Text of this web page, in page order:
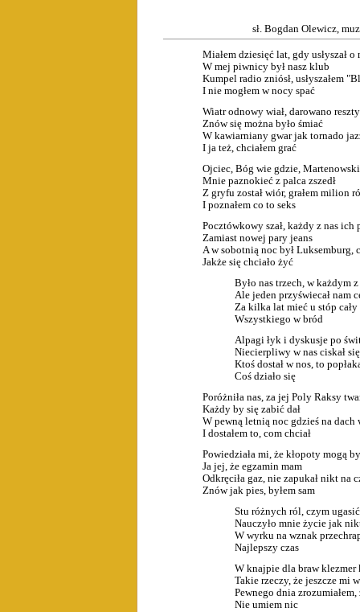
sł. Bogdan Olewicz,
Miałem dziesięć lat, gdy
W mej piwnicy był
Kumpel radio zniósł, usłyszałem
I nie mogłem w nocy spać
Wiatr odnowy wiał, darowano
Znów się można było śmiać
W kawiarniany gwar jak tornado
I ja też, chciałem grać
Ojciec, Bóg wie gdzie,
Mnie paznokieć z palca zszedł
Z gryfu został wiór, grałem milion
I poznałem co to seks
Pocztówkowy szał, każdy z nas ich
Zamiast nowej pary jeans
A w sobotnią noc był Luksemburg,
Jakże się chciało żyć
Było nas trzech, w każdym
Ale jeden
Za kilka lat mieć u stóp
Wszystkiego w
Alpagi łyk i dyskusje po
Niecierpliwy w nas ciskał
Ktoś dostał w nos, to
Coś działo się
Poróżniła nas, za jej Poly Raksy
Każdy by się zabić dał
W pewną letnią noc gdzieś na dach
I dostałem to, com chciał
Powiedziała mi, że kłopoty mogą
Ja jej, że egzamin mam
Odkręciła gaz, nie zapukał nikt na
Znów jak pies, byłem sam
Stu różnych ról, czym
Nauczyło mnie życie jak
W wyrku na wznak
Najlepszy czas
W knajpie dla braw klezmer
Takie rzeczy, że jeszcze mi
Pewnego dnia zrozumiałem,
Nie umiem nic